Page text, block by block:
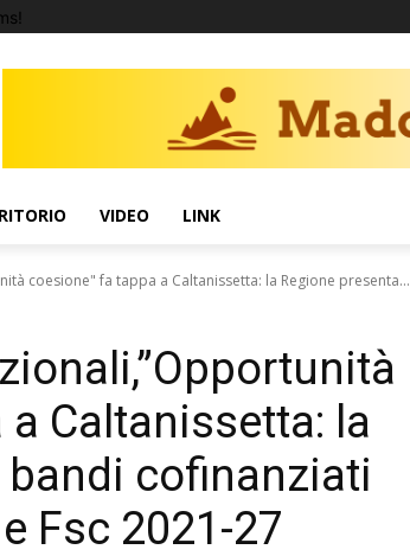
VIDEO LINK
coesione" fa tappa a Caltanissetta: la Regione presenta...
Caltanissetta: la
bandi cofinanziati
Fsc 2021-27